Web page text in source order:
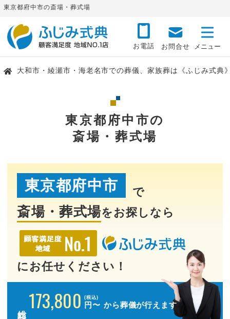
東京都府中市の斎場・葬式場
お電話 お問合せ
大和市・綾瀬市・海老名市での葬儀、家族葬は《ふじみ式典
東京都府中市の
斎場・葬式場
東京都府中市 で
斎場・葬式場をお探しなら
にお任せください！
173,800 (税込)
円〜 から葬儀が行えます